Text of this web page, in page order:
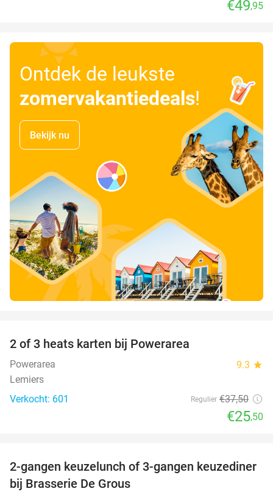
€49,95
Ontdek de leukste
zomervakantiedeals!
Bekijk nu
2 of 3 heats karten bij Powerarea
Powerarea 9.3 star
Lemiers
Verkocht: 601
Regulier €37,50
€25,50
30%
2-gangen keuzelunch of 3-gangen keuzediner
bij Brasserie De Grous